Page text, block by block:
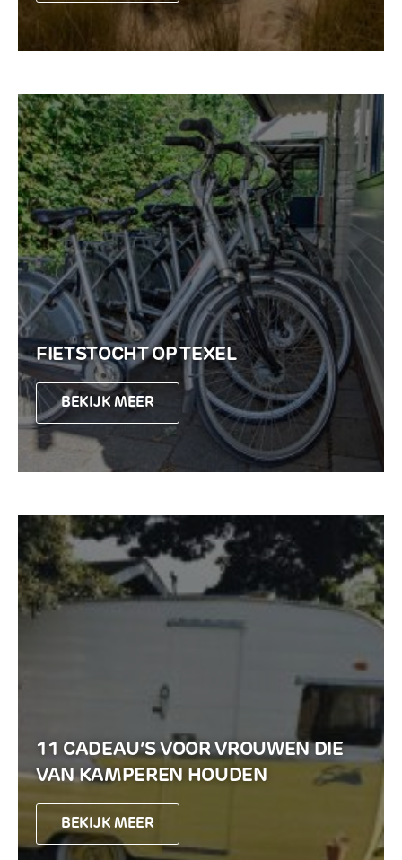
FIETSTOCHT OP TEXEL
BEKIJK MEER
11 CADEAU’S VOOR VROUWEN DIE
VAN KAMPEREN HOUDEN
BEKIJK MEER